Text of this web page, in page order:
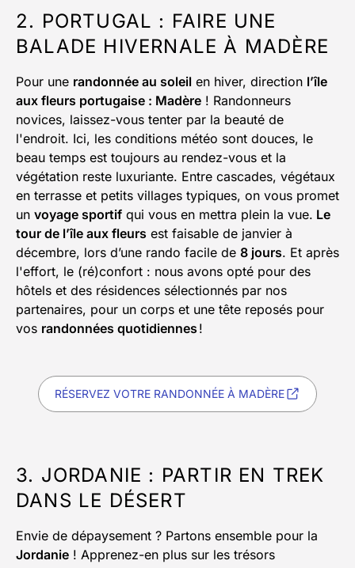
2. PORTUGAL : FAIRE UNE
BALADE HIVERNALE À MADÈRE
Pour une randonnée au soleil en hiver, direction l’île
aux fleurs portugaise : Madère ! Randonneurs
novices, laissez-vous tenter par la beauté de
l'endroit. Ici, les conditions météo sont douces, le
beau temps est toujours au rendez-vous et la
végétation reste luxuriante. Entre cascades, végétaux
en terrasse et petits villages typiques, on vous promet
un voyage sportif qui vous en mettra plein la vue. Le
tour de l’île aux fleurs est faisable de janvier à
décembre, lors d’une rando facile de 8 jours. Et après
l'effort, le (ré)confort : nous avons opté pour des
hôtels et des résidences sélectionnés par nos
partenaires, pour un corps et une tête reposés pour
vos randonnées quotidiennes !
RÉSERVEZ VOTRE RANDONNÉE À MADÈRE
3. JORDANIE : PARTIR EN TREK
DANS LE DÉSERT
Envie de dépaysement ? Partons ensemble pour la
Jordanie ! Apprenez-en plus sur les trésors